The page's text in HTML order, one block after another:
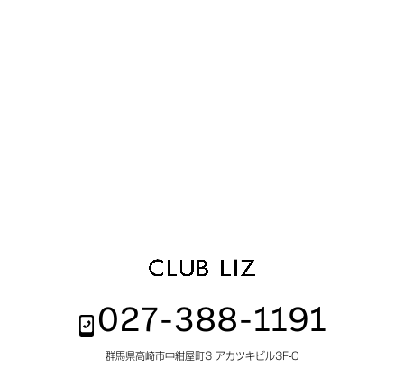
027-388-1191
群馬県高崎市中紺屋町3 アカツキビル3F-C